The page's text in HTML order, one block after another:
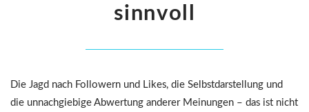
sinnvoll
Die Jagd nach Followern und Likes, die Selbstdarstellung und
die unnachgiebige Abwertung anderer Meinungen – das ist nicht